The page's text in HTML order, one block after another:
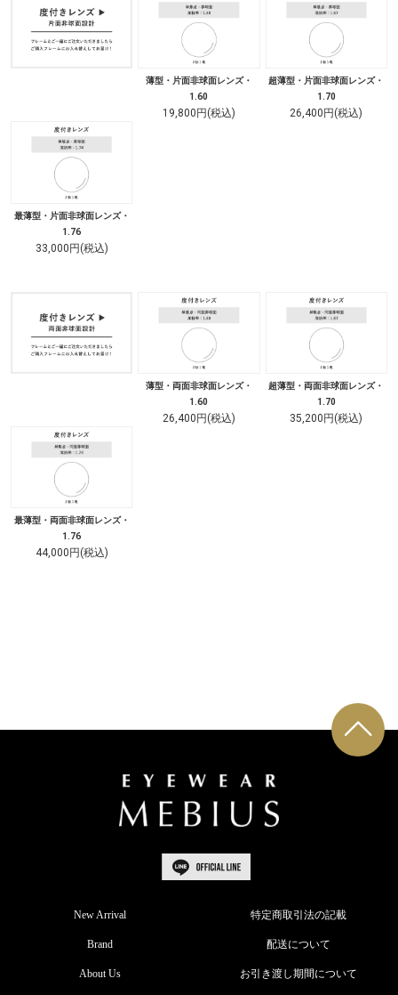
薄型・片面非球面レンズ・
1.60
19,800円(税込)
超薄型・片面非球面レンズ・
1.70
26,400円(税込)
最薄型・片面非球面レンズ・
1.76
33,000円(税込)
薄型・両面非球面レンズ・
1.60
26,400円(税込)
超薄型・両面非球面レンズ・
1.70
35,200円(税込)
最薄型・両面非球面レンズ・
1.76
44,000円(税込)
New Arrival
Brand
About Us
特定商取引法の記載
配送について
お引き渡し期間について